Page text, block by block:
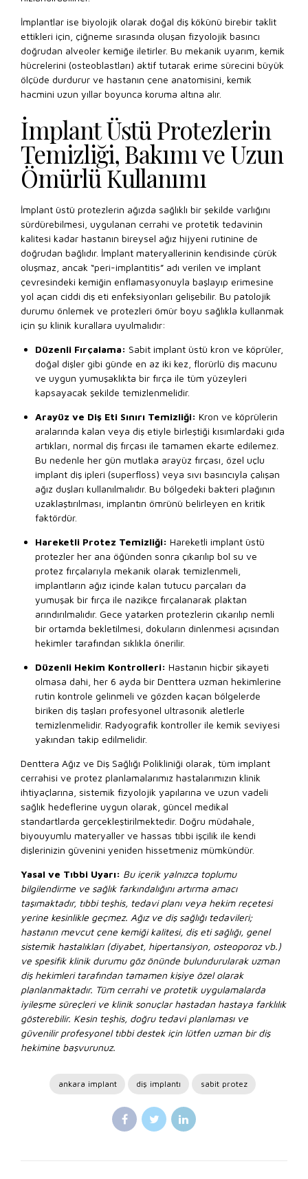
İmplantlar ise biyolojik olarak doğal diş kökünü birebir taklit
ettikleri için, çiğneme sırasında oluşan fizyolojik basıncı
doğrudan alveoler kemiğe iletirler. Bu mekanik uyarım, kemik
hücrelerini (osteoblastları) aktif tutarak erime sürecini büyük
ölçüde durdurur ve hastanın çene anatomisini, kemik
hacmini uzun yıllar boyunca koruma altına alır.
İmplant Üstü Protezlerin
Temizliği, Bakımı ve Uzun
Ömürlü Kullanımı
İmplant üstü protezlerin ağızda sağlıklı bir şekilde varlığını
sürdürebilmesi, uygulanan cerrahi ve protetik tedavinin
kalitesi kadar hastanın bireysel ağız hijyeni rutinine de
doğrudan bağlıdır. İmplant materyallerinin kendisinde çürük
oluşmaz, ancak “peri-implantitis” adı verilen ve implant
çevresindeki kemiğin enflamasyonuyla başlayıp erimesine
yol açan ciddi diş eti enfeksiyonları gelişebilir. Bu patolojik
durumu önlemek ve protezleri ömür boyu sağlıkla kullanmak
için şu klinik kurallara uyulmalıdır:
Düzenli Fırçalama: Sabit implant üstü kron ve köprüler,
doğal dişler gibi günde en az iki kez, florürlü diş macunu
ve uygun yumuşaklıkta bir fırça ile tüm yüzeyleri
kapsayacak şekilde temizlenmelidir.
Arayüz ve Diş Eti Sınırı Temizliği: Kron ve köprülerin
aralarında kalan veya diş etiyle birleştiği kısımlardaki gıda
artıkları, normal diş fırçası ile tamamen ekarte edilemez.
Bu nedenle her gün mutlaka arayüz fırçası, özel uçlu
implant diş ipleri (superfloss) veya sıvı basıncıyla çalışan
ağız duşları kullanılmalıdır. Bu bölgedeki bakteri plağının
uzaklaştırılması, implantın ömrünü belirleyen en kritik
faktördür.
Hareketli Protez Temizliği: Hareketli implant üstü
protezler her ana öğünden sonra çıkarılıp bol su ve
protez fırçalarıyla mekanik olarak temizlenmeli,
implantların ağız içinde kalan tutucu parçaları da
yumuşak bir fırça ile nazikçe fırçalanarak plaktan
arındırılmalıdır. Gece yatarken protezlerin çıkarılıp nemli
bir ortamda bekletilmesi, dokuların dinlenmesi açısından
hekimler tarafından sıklıkla önerilir.
Düzenli Hekim Kontrolleri: Hastanın hiçbir şikayeti
olmasa dahi, her 6 ayda bir Denttera uzman hekimlerine
rutin kontrole gelinmeli ve gözden kaçan bölgelerde
biriken diş taşları profesyonel ultrasonik aletlerle
temizlenmelidir. Radyografik kontroller ile kemik seviyesi
yakından takip edilmelidir.
Denttera Ağız ve Diş Sağlığı Polikliniği olarak, tüm implant
cerrahisi ve protez planlamalarımız hastalarımızın klinik
ihtiyaçlarına, sistemik fizyolojik yapılarına ve uzun vadeli
sağlık hedeflerine uygun olarak, güncel medikal
standartlarda gerçekleştirilmektedir. Doğru müdahale,
biyouyumlu materyaller ve hassas tıbbi işçilik ile kendi
dişlerinizin güvenini yeniden hissetmeniz mümkündür.
Yasal ve Tıbbi Uyarı: Bu içerik yalnızca toplumu
bilgilendirme ve sağlık farkındalığını artırma amacı
taşımaktadır, tıbbi teşhis, tedavi planı veya hekim reçetesi
yerine kesinlikle geçmez. Ağız ve diş sağlığı tedavileri;
hastanın mevcut çene kemiği kalitesi, diş eti sağlığı, genel
sistemik hastalıkları (diyabet, hipertansiyon, osteoporoz vb.)
ve spesifik klinik durumu göz önünde bulundurularak uzman
diş hekimleri tarafından tamamen kişiye özel olarak
planlanmaktadır. Tüm cerrahi ve protetik uygulamalarda
iyileşme süreçleri ve klinik sonuçlar hastadan hastaya farklılık
gösterebilir. Kesin teşhis, doğru tedavi planlaması ve
güvenilir profesyonel tıbbi destek için lütfen uzman bir diş
hekimine başvurunuz.
ankara implant diş implantı sabit protez